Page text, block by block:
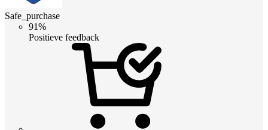
Safe_purchase
91%
Positieve feedback